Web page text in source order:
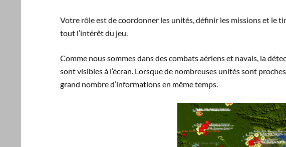
Votre rôle est de coordonner les unités, définir les missions et le
tout l’intérêt du jeu.
Comme nous sommes dans des combats aériens et navals, la
sont visibles à l’écran. Lorsque de nombreuses unités sont
grand nombre d’informations en même temps.